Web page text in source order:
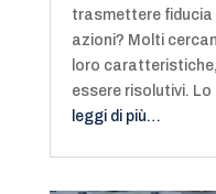
trasmettere fiducia
azioni? Molti
loro
essere risolutivi.
leggi di più…